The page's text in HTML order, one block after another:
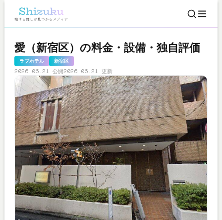
愛（新宿区）の料金・設備・独自評価
ラブホテル 新宿区
2026.06.21 公開2026.06.21 更新